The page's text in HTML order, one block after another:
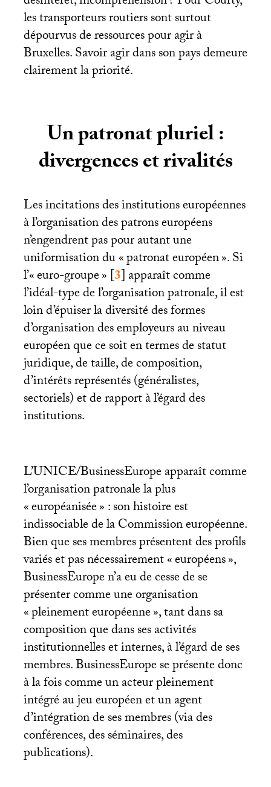
les transporteurs routiers sont surtout
dépourvus de ressources pour agir à
Bruxelles. Savoir agir dans son pays demeure
clairement la priorité.
Un patronat pluriel :
divergences et rivalités
Les incitations des institutions européennes
à l’organisation des patrons européens
n’engendrent pas pour autant une
uniformisation du «patronat européen». Si
l’«euro-groupe»[3]apparaît comme
l’idéal-type de l’organisation patronale, il est
loin d’épuiser la diversité des formes
d’organisation des employeurs au niveau
européen que ce soit en termes de statut
juridique, de taille, de composition,
d’intérêts représentés (généralistes,
sectoriels) et de rapport à l’égard des
institutions.
L’UNICE/BusinessEurope apparaît comme
l’organisation patronale la plus
«européanisée» : son histoire est
indissociable de la Commission européenne.
Bien que ses membres présentent des profils
variés et pas nécessairement «européens»,
BusinessEurope n’a eu de cesse de se
présenter comme une organisation
«pleinement européenne», tant dans sa
composition que dans ses activités
institutionnelles et internes, à l’égard de ses
membres. BusinessEurope se présente donc
à la fois comme un acteur pleinement
intégré au jeu européen et un agent
d’intégration de ses membres (via des
conférences, des séminaires, des
publications).